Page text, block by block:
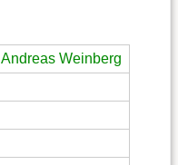
Andreas Weinberg